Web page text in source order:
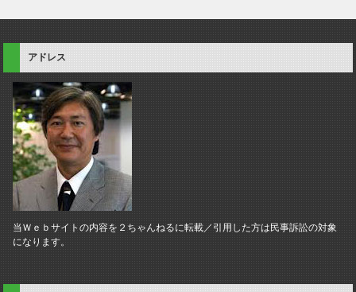
アドレス
当Ｗｅｂサイトの内容を２ちゃんねるに転載／引用した方は民事訴訟の対象
になります。